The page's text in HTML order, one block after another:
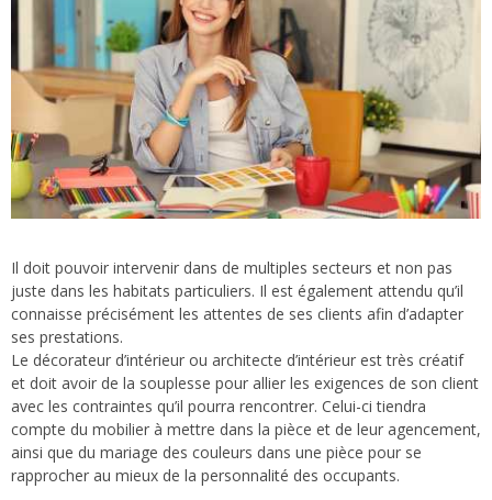
Il doit pouvoir intervenir dans de multiples secteurs et non pas
juste dans les habitats particuliers. Il est également attendu qu’il
connaisse précisément les attentes de ses clients afin d’adapter
ses prestations.
Le décorateur d’intérieur ou architecte d’intérieur est très créatif
et doit avoir de la souplesse pour allier les exigences de son client
avec les contraintes qu’il pourra rencontrer. Celui-ci tiendra
compte du mobilier à mettre dans la pièce et de leur agencement,
ainsi que du mariage des couleurs dans une pièce pour se
rapprocher au mieux de la personnalité des occupants.